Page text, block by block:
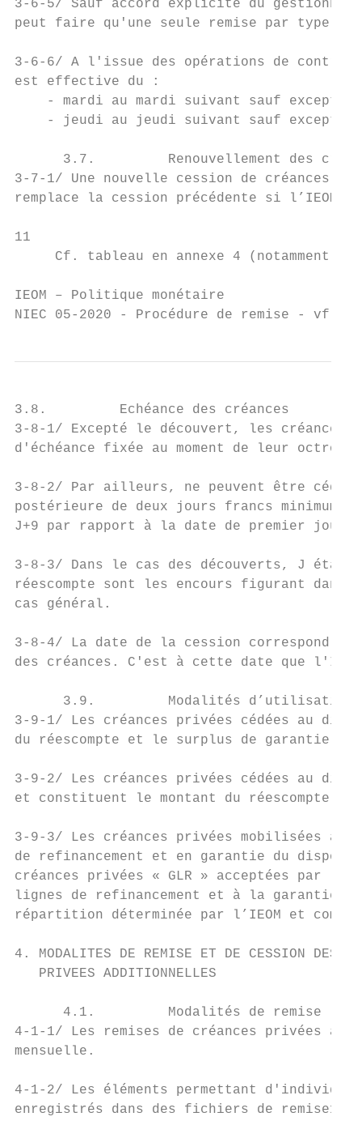
3-6-5/ Sauf accord explicite du
peut faire qu'une seule remise par type de
3-6-6/ A l'issue des opérations de
est effective du :
- mardi au mardi suivant sauf
- jeudi au jeudi suivant sauf
3.7.         Renouvellement des
3-7-1/ Une nouvelle cession de créances
remplace la cession précédente si l’IEOM
11
Cf. tableau en annexe 4 (notamment
IEOM – Politique monétaire
NIEC 05-2020 - Procédure de
3.8.         Echéance des créances
3-8-1/ Excepté le découvert, les créances
d'échéance fixée au moment de leur octroi.
3-8-2/ Par ailleurs, ne peuvent être
postérieure de deux jours francs
J+9 par rapport à la date de premier jour
3-8-3/ Dans le cas des découverts, J
réescompte sont les encours figurant
cas général.
3-8-4/ La date de la cession correspond
des créances. C'est à cette date que
      3.9.         Modalités d’utilisation
3-9-1/ Les créances privées cédées au
du réescompte et le surplus de garantie
3-9-2/ Les créances privées cédées au
et constituent le montant du réescompte.
3-9-3/ Les créances privées mobilisées
de refinancement et en garantie du
créances privées « GLR » acceptées par
lignes de refinancement et à la garantie
répartition déterminée par l’IEOM et
4. MODALITES DE REMISE ET DE CESSION DES
   PRIVEES ADDITIONNELLES
      4.1.         Modalités de remise
4-1-1/ Les remises de créances privées
mensuelle.
4-1-2/ Les éléments permettant
enregistrés dans des fichiers de remise12